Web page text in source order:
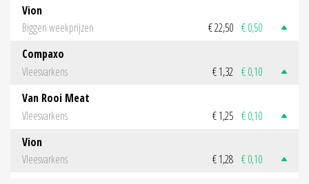
Vion
Biggen weekprijzen
€ 22,50 € 0,50
Compaxo
Vleesvarkens
€ 1,32 € 0,10
Van Rooi Meat
Vleesvarkens
€ 1,25 € 0,10
Vion
Vleesvarkens
€ 1,28 € 0,10